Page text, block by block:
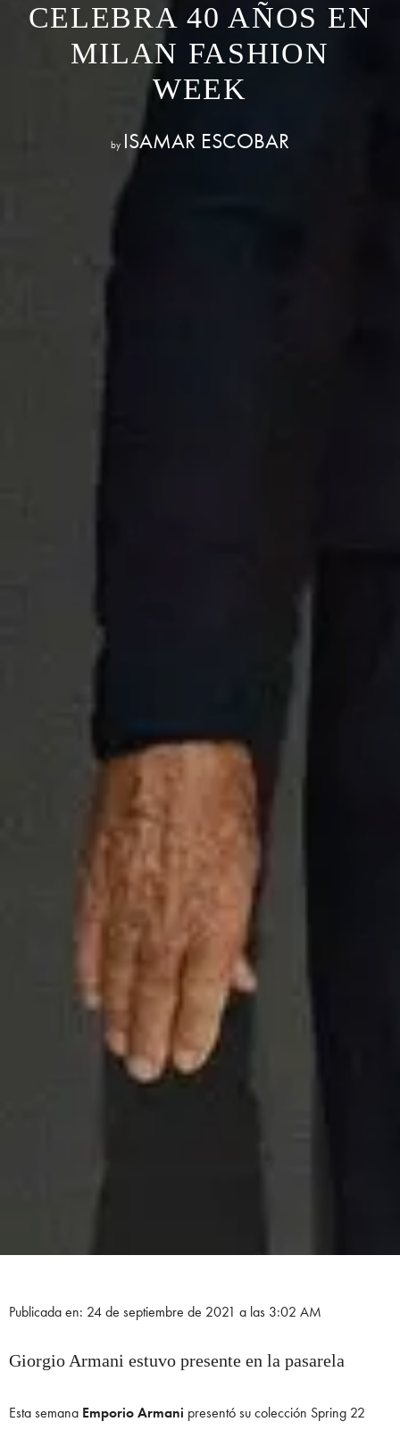
CELEBRA 40 AÑOS EN
MILAN FASHION
WEEK
by ISAMAR ESCOBAR
Publicada en: 24 de septiembre de 2021 a las 3:02 AM
Giorgio Armani estuvo presente en la pasarela
Esta semana Emporio Armani presentó su colección Spring 22